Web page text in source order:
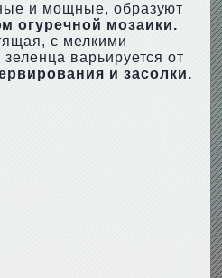
и мощные, образуют
огуречной мозаики.
с мелкими
варьируется от
и засолки.